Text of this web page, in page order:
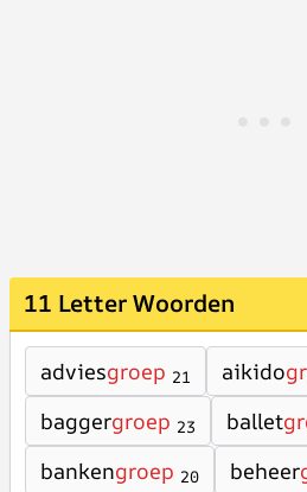
11 Letter Woorden
adviesgroep 21 aikido
baggergroep 23 ballet
bankengroep 20 beheer